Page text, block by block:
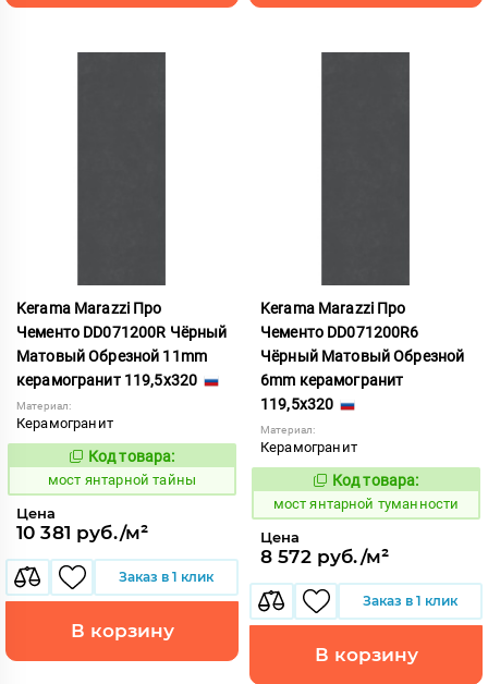
Kerama Marazzi Про
Чементо DD071200R Чёрный
Матовый Обрезной 11mm
керамогранит 119,5x320
Материал:
Керамогранит
1031101
Код товара:
мост янтарной тайны
Цена
10 381 руб./м²
Заказ в 1 клик
В корзину
Kerama Marazzi Про
Чементо DD071200R6
Чёрный Матовый Обрезной
6mm керамогранит
119,5x320
Материал:
Керамогранит
1031109
Код товара:
мост янтарной туманности
Цена
8 572 руб./м²
Заказ в 1 клик
В корзину